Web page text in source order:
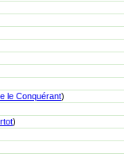
le Conquérant)
)